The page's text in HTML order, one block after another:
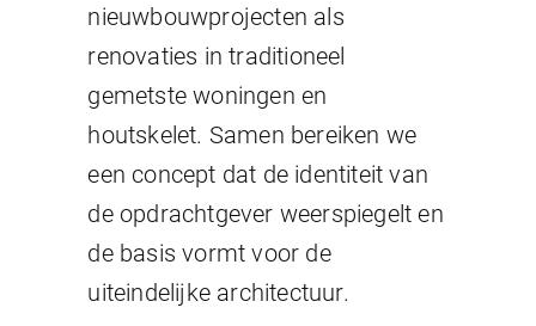
nieuwbouwprojecten als
renovaties in traditioneel
gemetste woningen en
houtskelet. Samen bereiken we
een concept dat de identiteit van
de opdrachtgever weerspiegelt en
de basis vormt voor de
uiteindelijke architectuur.